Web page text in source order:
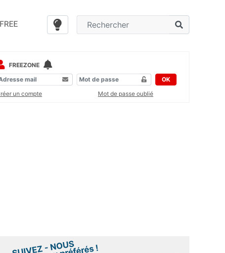
FREEZONE
OK
un compte
Mot de passe oublié